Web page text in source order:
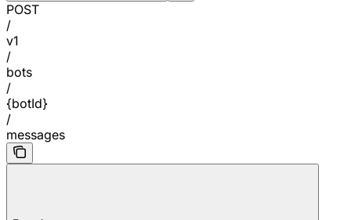
POST
/
v1
/
bots
/
{botId}
/
messages